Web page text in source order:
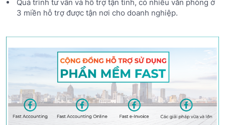
Quá trình tư vấn và hỗ trợ tận tình, có nhiều văn phòng ở
3 miền hỗ trợ được tận nơi cho doanh nghiệp.